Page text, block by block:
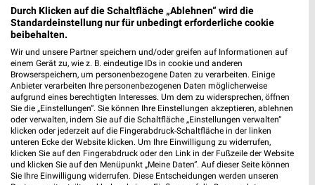
Haushaltsplanung und einfache Wege, dein Budget
nachhaltig zu entlasten.
weekli - Prospekte & Angebote App
Alle PENNY Angebote immer griffbereit – mit der kostenlosen
weekli App für iOS & Android.
Durch Klicken auf die Schaltfläche „Ablehnen“ wird die
Standardeinstellung nur für unbedingt erforderliche cookie
beibehalten.
Wir und unsere Partner speichern und/oder greifen auf Informationen auf
einem Gerät zu, wie z. B. eindeutige IDs in cookie und anderen
Browserspeichern, um personenbezogene Daten zu verarbeiten. Einige
Anbieter verarbeiten Ihre personenbezogenen Daten möglicherweise
aufgrund eines berechtigten Interesses. Um dem zu widersprechen, öffnen
Sie die „Einstellungen“. Sie können Ihre Einstellungen akzeptieren, ablehnen
oder verwalten, indem Sie auf die Schaltfläche „Einstellungen verwalten“
klicken oder jederzeit auf die Fingerabdruck-Schaltfläche in der linken
unteren Ecke der Website klicken. Um Ihre Einwilligung zu widerrufen,
klicken Sie auf den Fingerabdruck oder den Link in der Fußzeile der Website
und klicken Sie auf den Menüpunkt „Meine Daten“. Auf dieser Seite können
Sie Ihre Einwilligung widerrufen. Diese Entscheidungen werden unseren